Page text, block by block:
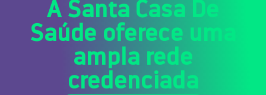
A Santa Casa De
Saúde oferece uma
ampla rede
credenciada